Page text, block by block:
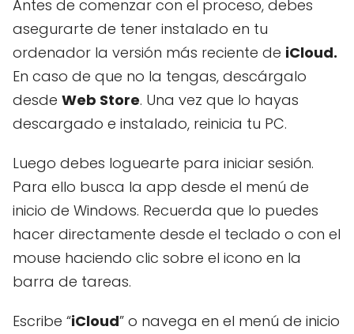
Antes de comenzar con el proceso, debes
asegurarte de tener instalado en tu
ordenador la versión más reciente de iCloud.
En caso de que no la tengas, descárgalo
desde Web Store. Una vez que lo hayas
descargado e instalado, reinicia tu PC.
Luego debes loguearte para iniciar sesión.
Para ello busca la app desde el menú de
inicio de Windows. Recuerda que lo puedes
hacer directamente desde el teclado o con el
mouse haciendo clic sobre el icono en la
barra de tareas.
Escribe “iCloud” o navega en el menú de inicio